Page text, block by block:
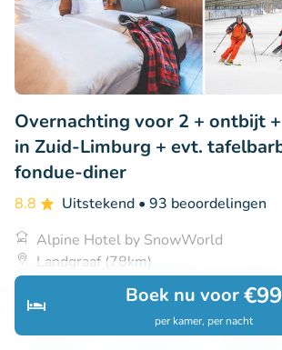
Zoeken Boekingen
Boek nu voor€99
per kamer, per nacht
Overnachting voor 2 + ontbijt
in Zuid-Limburg + evt.
fondue-diner
8.8 Uitstekend • 93 beoordelingen
Alpine Hotel by SnowWorld
Landgraaf (78km)
Verkocht: 46